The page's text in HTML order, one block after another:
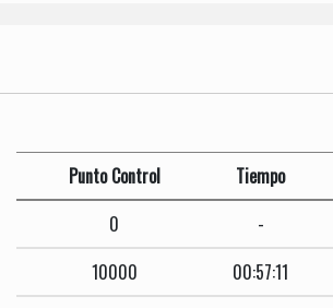
Punto Control Tiempo
0
-
10000
00:57:11